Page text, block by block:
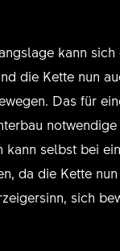
kann sich
die Kette nun
Das für
notwendige
kann selbst bei
da die Kette
sich